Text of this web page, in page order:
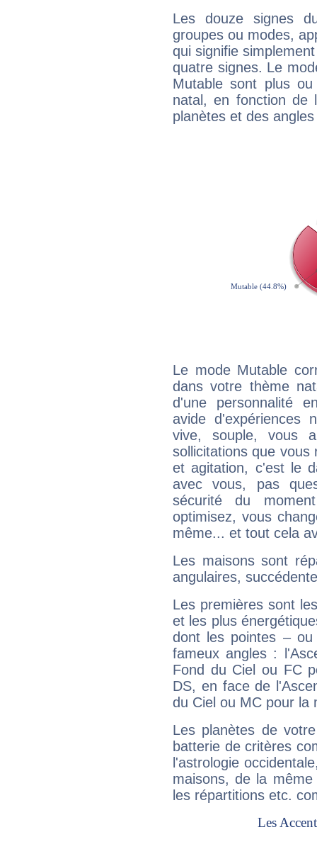
Les douze signes
groupes ou modes,
qui signifie
quatre signes. Le
Mutable sont plus
natal, en fonction de
planètes et des
Le mode Mutable
dans votre thème
d'une personnalité
avide d'expériences
vive, souple, vous
sollicitations que vous
et agitation, c'est le
avec vous, pas
sécurité du
optimisez, vous
même... et tout cela
Les maisons sont
angulaires,
Les premières sont
et les plus
dont les pointes –
fameux angles :
Fond du Ciel ou FC
DS, en face de
du Ciel ou MC pour la
Les planètes de
batterie de critères
l'astrologie
maisons, de la
les répartitions etc.